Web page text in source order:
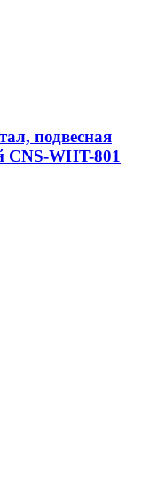
подвесная
CNS-WHT-801